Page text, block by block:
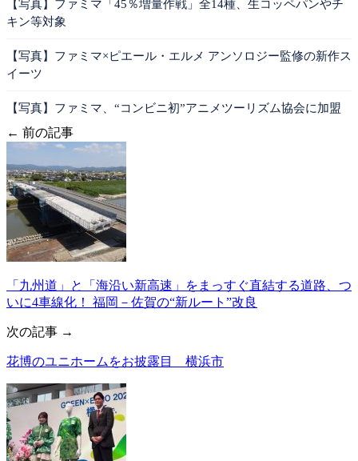
【写真】ファミマ「45％増量作戦」全14種、生コッペパンやチ
キン等対象
【写真】ファミマ×ピエール・エルメ アンソロジー監修の新作ス
イーツ
【写真】ファミマ、“コンビニ初”アニメツーリズム協会に加盟
← 前の記事
「九州道」と「海沿い新高速」をまっすぐ直結する道路、つ
いに4車線化！ 福岡－佐賀の“新ルート”改良
次の記事 →
花博のユニホームをお披露目 横浜市